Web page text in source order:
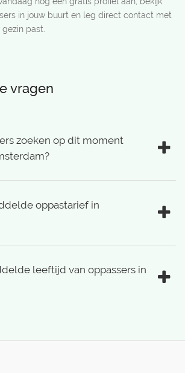
in jouw buurt en leg direct contact met
past.
vragen
zoeken op dit moment
oppastarief in
leeftijd van oppassers in